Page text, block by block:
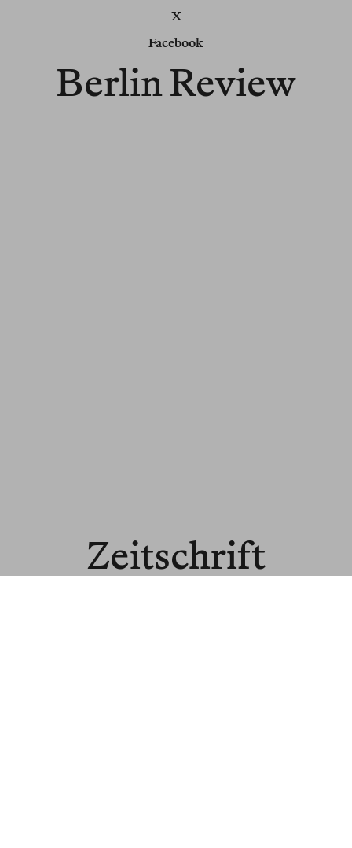
X
Facebook
Berlin Review
Zeitschrift
für Bücher und